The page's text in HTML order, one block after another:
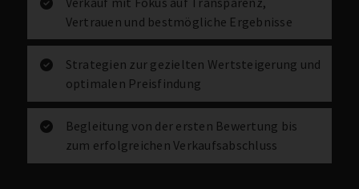
Vertrauen und bestmögliche Ergebnisse
Strategien zur gezielten Wertsteigerung und
optimalen Preisfindung
Begleitung von der ersten Bewertung bis
zum erfolgreichen Verkaufsabschluss